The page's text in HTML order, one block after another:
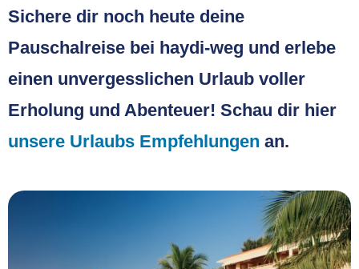
Sichere dir noch heute deine
Pauschalreise bei haydi-weg und erlebe
einen unvergesslichen Urlaub voller
Erholung und Abenteuer! Schau dir hier
unsere Urlaubs Empfehlungen an.